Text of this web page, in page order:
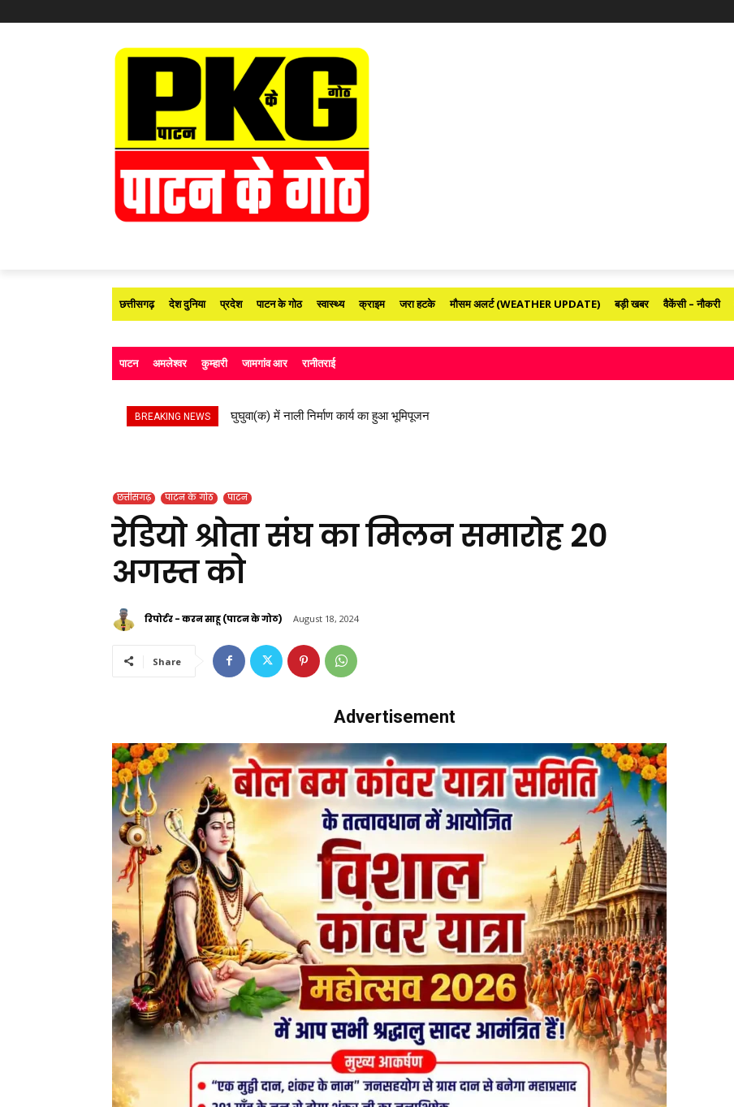
छत्तीसगढ़ देश दुनिया प्रदेश पाटन के गोठ स्वास्थ्य क्राइम जरा हटके मौसम अलर्ट (WEATHER UPDATE) बड़ी खबर वैकेंसी – नौकरी
पाटन अमलेश्वर कुम्हारी जामगांव आर रानीतराई
BREAKING NEWS घुघुवा(क) में नाली निर्माण कार्य का हुआ भूमिपूजन
स्काउट गाइड के बच्चों ने रैली निकालकर दिया स्वच्छ पर्यावरण का संदेश
छत्तीसगढ़ पाटन के गोठ पाटन
रेडियो श्रोता संघ का मिलन समारोह 20
अगस्त को
रिपोर्टर - करन साहू (पाटन के गोठ) August 18, 2024
Share
Advertisement